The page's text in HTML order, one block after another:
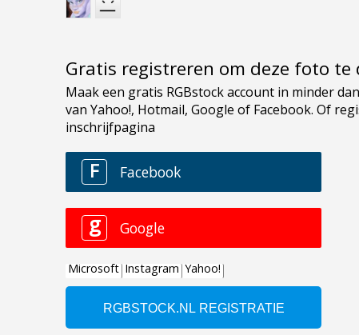
Gratis registreren om deze foto te